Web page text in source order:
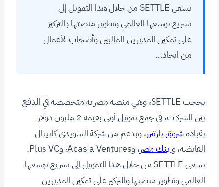
تسعى SETTLE من خلال هذا التمويل إلى
تسريع توسعها العالمي وتطوير منصتها والتركيز
على تمكين المديرين الماليين وأصحاب الأعمال
من اتخاذ…
نجحت SETTLE، وهي منصة مصرية متخصصة في الدفع
بين الشركات، في جمع تمويل أولي بقيمة 2 مليون دولار
بقيادةشروق بارتنرز، وبدعم من شركة السويدي كابيتال
القابضة، وبنك مصر
، وAcasia Ventures، وPlus VC.
تسعى SETTLE من خلال هذا التمويل إلى تسريع توسعها
العالمي وتطوير منصتها والتركيز على تمكين المديرين